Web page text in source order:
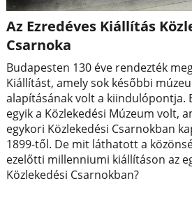
Az Ezredéves Kiállítás
Csarnoka
Budapesten 130 éve rendezték
Kiállítást, amely sok későbbi
alapításának volt a kiindulópontja.
egyik a Közlekedési Múzeum volt,
egykori Közlekedési Csarnokban
1899-től. De mit láthatott a
ezelőtti millenniumi kiállításon az
Közlekedési Csarnokban?